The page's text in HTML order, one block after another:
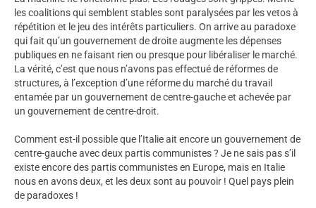
les coalitions qui semblent stables sont paralysées par les vetos à
répétition et le jeu des intérêts particuliers. On arrive au paradoxe
qui fait qu’un gouvernement de droite augmente les dépenses
publiques en ne faisant rien ou presque pour libéraliser le marché.
La vérité, c’est que nous n’avons pas effectué de réformes de
structures, à l’exception d’une réforme du marché du travail
entamée par un gouvernement de centre-gauche et achevée par
un gouvernement de centre-droit.
Comment est-il possible que l’Italie ait encore un gouvernement de
centre-gauche avec deux partis communistes ? Je ne sais pas s’il
existe encore des partis communistes en Europe, mais en Italie
nous en avons deux, et les deux sont au pouvoir ! Quel pays plein
de paradoxes !